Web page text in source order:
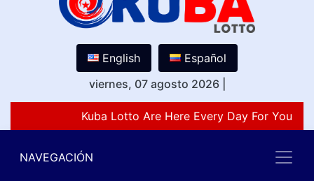
English
Español
viernes, 07 agosto 2026
Kuba Lotto Are Here Every Day For You
NAVEGACIÓN